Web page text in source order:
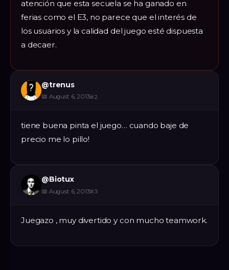
atención que esta secuela se ha ganado en
ferias como el E3, no parece que el interés de
los usuarios y la calidad del juego esté dispuesta
a decaer.
@trenus
📅 August 6, 2013#2
tiene buena pinta el juego… cuando baje de
precio me lo pillo!
@Biotux
📅 August 6, 2013#3
Juegazo , muy divertido y con mucho teamwork.